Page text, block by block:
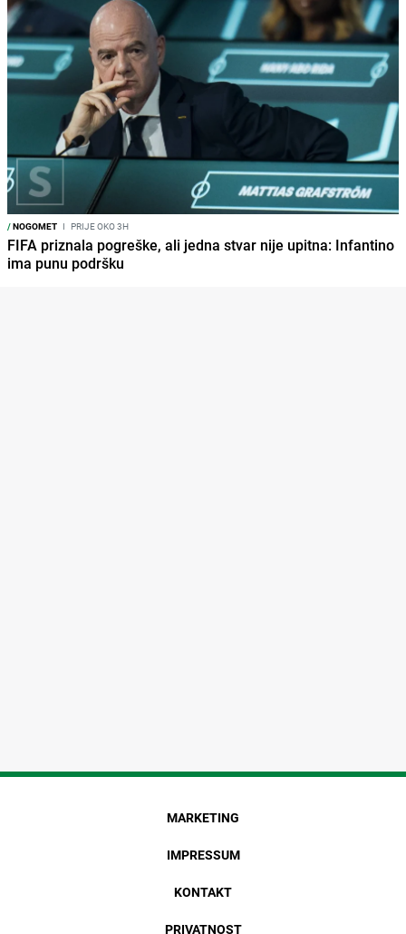
/NOGOMET I PRIJE OKO 3H
FIFA priznala pogreške, ali jedna stvar nije upitna: Infantino
ima punu podršku
MARKETING
IMPRESSUM
KONTAKT
PRIVATNOST